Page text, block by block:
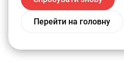
Перейти на головну